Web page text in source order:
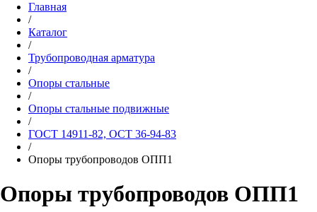
Главная
/
Каталог
/
Трубопроводная арматура
/
Опоры стальные
/
Опоры стальные подвижные
/
ГОСТ 14911-82, ОСТ 36-94-83
/
Опоры трубопроводов ОПП1
Опоры трубопроводов ОПП1